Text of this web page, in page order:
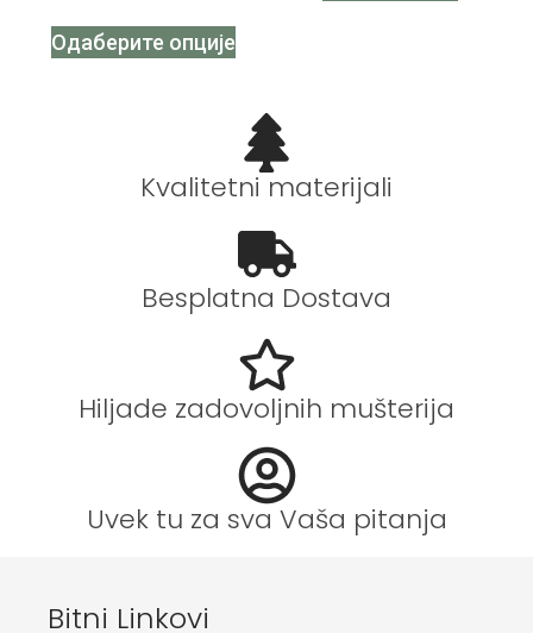
Одаберите опције
Kvalitetni materijali
Besplatna Dostava
Hiljade zadovoljnih mušterija
Uvek tu za sva Vaša pitanja
Bitni Linkovi